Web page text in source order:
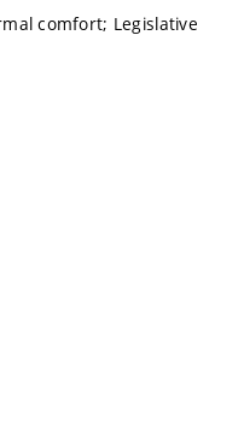
comfort; Legislative